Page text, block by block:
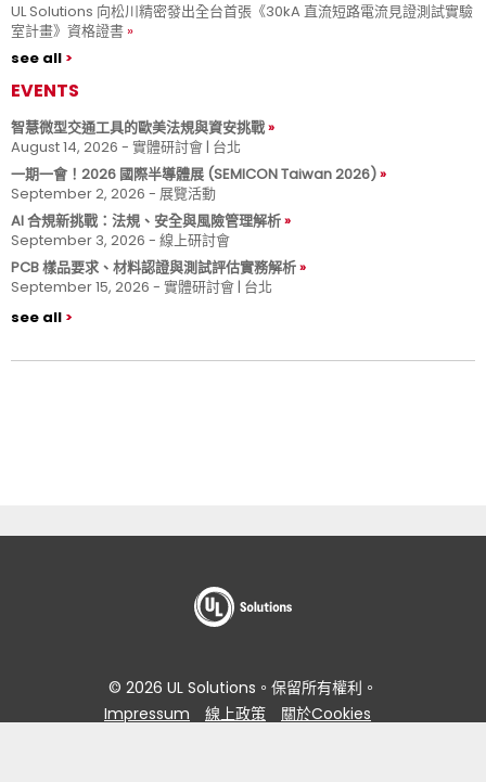
UL Solutions 向松川精密發出全台首張《30kA 直流短路電流見證測試實驗
室計畫》資格證書
see all
EVENTS
智慧微型交通工具的歐美法規與資安挑戰
August 14, 2026 - 實體研討會 | 台北
一期一會！2026 國際半導體展 (SEMICON Taiwan 2026)
September 2, 2026 - 展覽活動
AI 合規新挑戰：法規、安全與風險管理解析
September 3, 2026 - 線上研討會
PCB 樣品要求、材料認證與測試評估實務解析
September 15, 2026 - 實體研討會 | 台北
see all
© 2026 UL Solutions。保留所有權利。
Impressum
線上政策
關於Cookies